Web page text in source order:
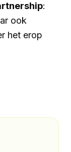
:
ook
het erop